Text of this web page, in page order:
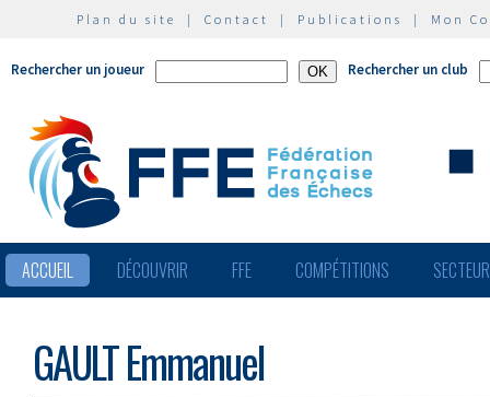
Plan du site | Contact | Publications | Mon
Rechercher un joueur Rechercher un club
ACCUEIL DÉCOUVRIR FFE COMPÉTITIONS
GAULT Emmanuel